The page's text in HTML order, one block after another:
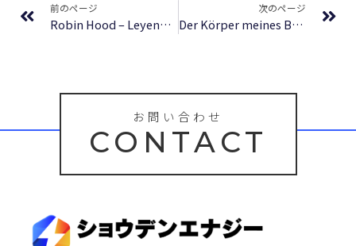
前のページ
Robin Hood – Leyenda Inglesa : [PDF, EPUB]
次のページ
Der Körper meines Bruders : E-book
お問い合わせ
CONTACT